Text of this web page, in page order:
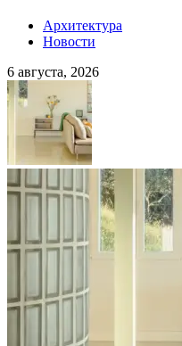
Архитектура
Новости
6 августа, 2026